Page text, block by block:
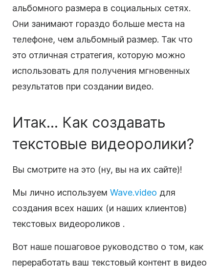
альбомного размера в социальных сетях.
Они занимают гораздо больше места на
телефоне, чем альбомный размер. Так что
это отличная стратегия, которую можно
использовать для получения мгновенных
результатов при создании видео.
Итак... Как создавать
текстовые видеоролики?
Вы смотрите на это (ну, вы на их сайте)!
Мы лично используем Wave.video для
создания всех наших (и наших клиентов)
текстовых видеороликов .
Вот наше пошаговое руководство о том, как
переработать ваш текстовый контент в видео